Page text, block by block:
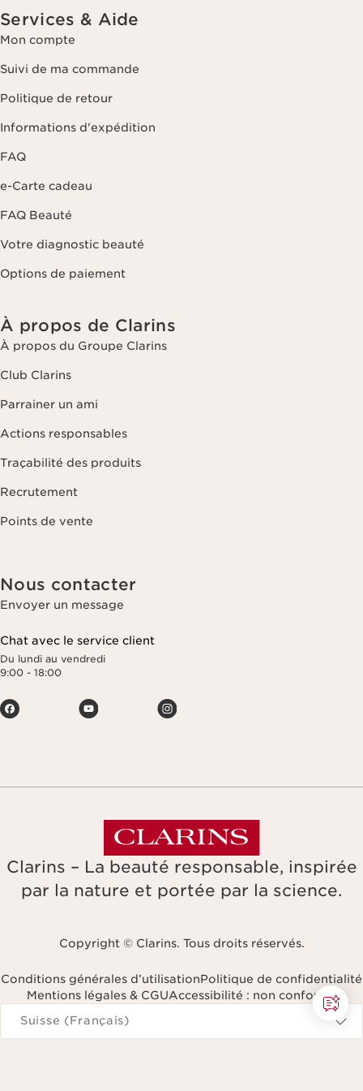
Services & Aide
Mon compte
Suivi de ma commande
Politique de retour
Informations d'expédition
FAQ
e-Carte cadeau
FAQ Beauté
Votre diagnostic beauté
Options de paiement
À propos de Clarins
À propos du Groupe Clarins
Club Clarins
Parrainer un ami
Actions responsables
Traçabilité des produits
Recrutement
Points de vente
Nous contacter
Envoyer un message
Chat avec le service client
Du lundi au vendredi
9:00 - 18:00
Clarins – La beauté responsable, inspirée
par la nature et portée par la science.
Copyright © Clarins. Tous droits réservés.
Conditions générales d’utilisationPolitique de confidentialité
Mentions légales & CGUAccessibilité : non conforme
Naviguer vers
Suisse (Français)